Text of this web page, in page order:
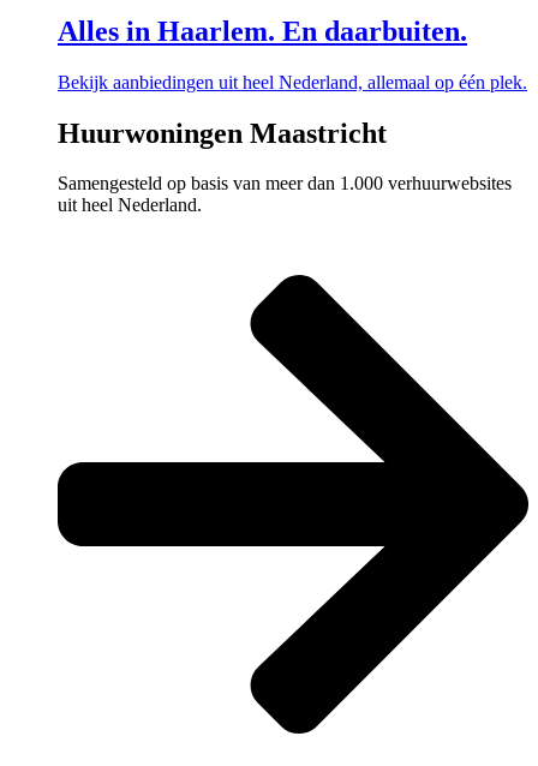
Alles in Haarlem. En daarbuiten.
Bekijk aanbiedingen uit heel Nederland, allemaal op één plek.
Huurwoningen Maastricht
Samengesteld op basis van meer dan 1.000 verhuurwebsites
uit heel Nederland.